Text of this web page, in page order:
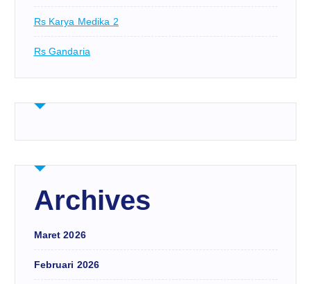
Rs Karya Medika 2
Rs Gandaria
Archives
Maret 2026
Februari 2026